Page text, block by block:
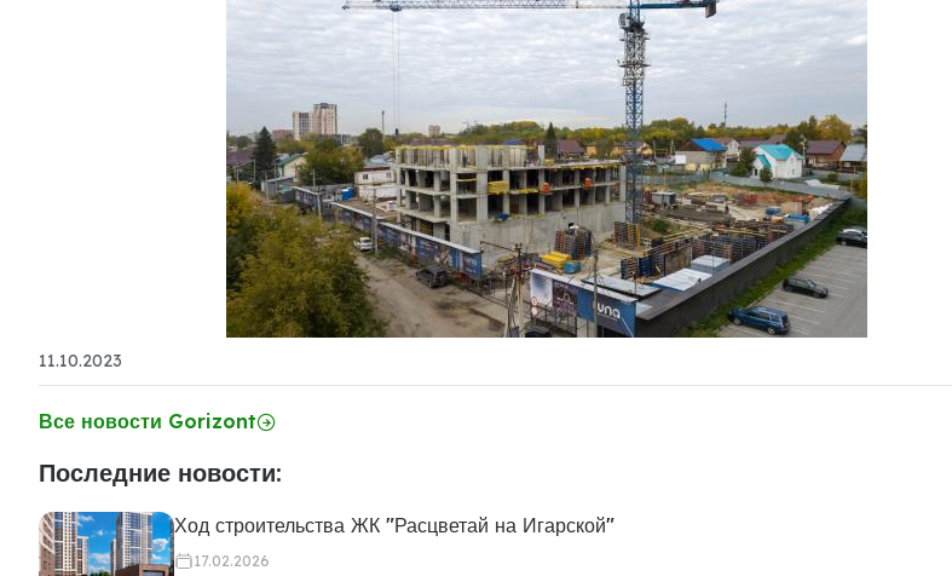
11.10.2023
Все новости Gorizont
Последние новости:
Ход строительства ЖК "Расцветай на Игарской"
17.02.2026